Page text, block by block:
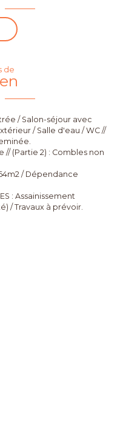
de
/ Salon-séjour avec
/ Salle d'eau / WC //
// (Partie 2) : Combles non
/ Dépendance
: Assainissement
/ Travaux à prévoir.